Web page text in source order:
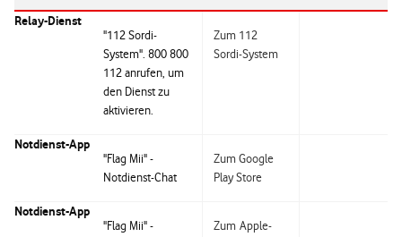
Relay-Dienst
"112 Sordi-
System". 800 800
112 anrufen, um
den Dienst zu
aktivieren.
Zum 112
Sordi-System
Notdienst-App
"Flag Mii" -
Notdienst-Chat
Zum Google
Play Store
Notdienst-App
"Flag Mii" -
Zum Apple-